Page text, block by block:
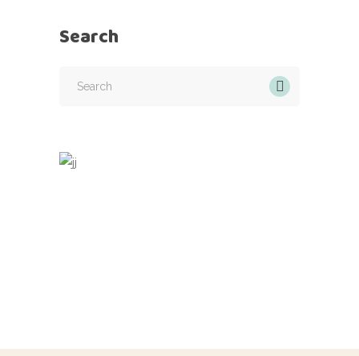
Search